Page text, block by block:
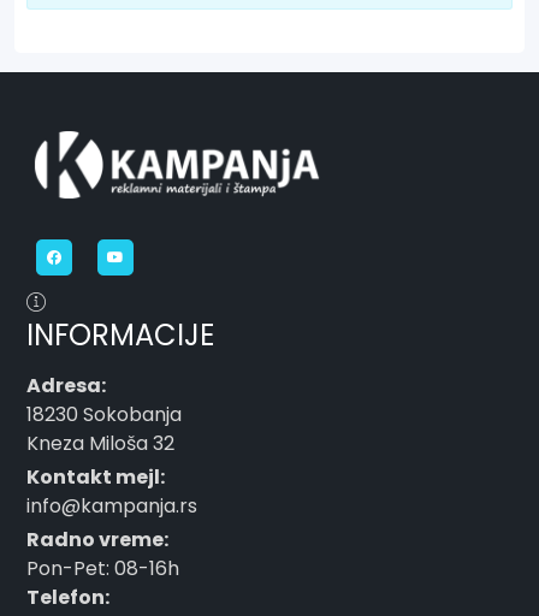
INFORMACIJE
Adresa:
18230 Sokobanja
Kneza Miloša 32
Kontakt mejl:
info@kampanja.rs
Radno vreme:
Pon-Pet: 08-16h
Telefon: